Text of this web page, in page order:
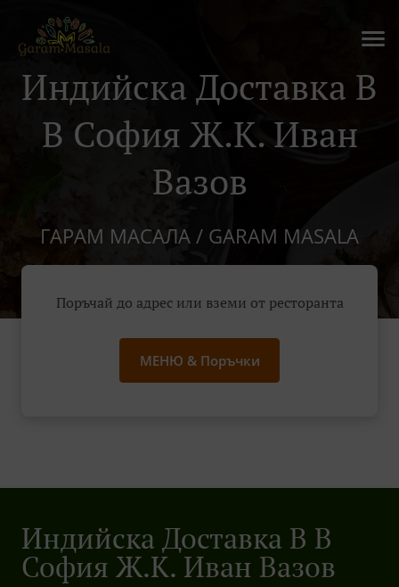
Индийска Доставка В
В София Ж.к. Иван
Вазов
ГАРАМ МАСАЛА / GARAM MASALA
Поръчай до адрес или вземи от ресторанта
МЕНЮ & Поръчки
Индийска Доставка В В
София Ж.к. Иван Вазов